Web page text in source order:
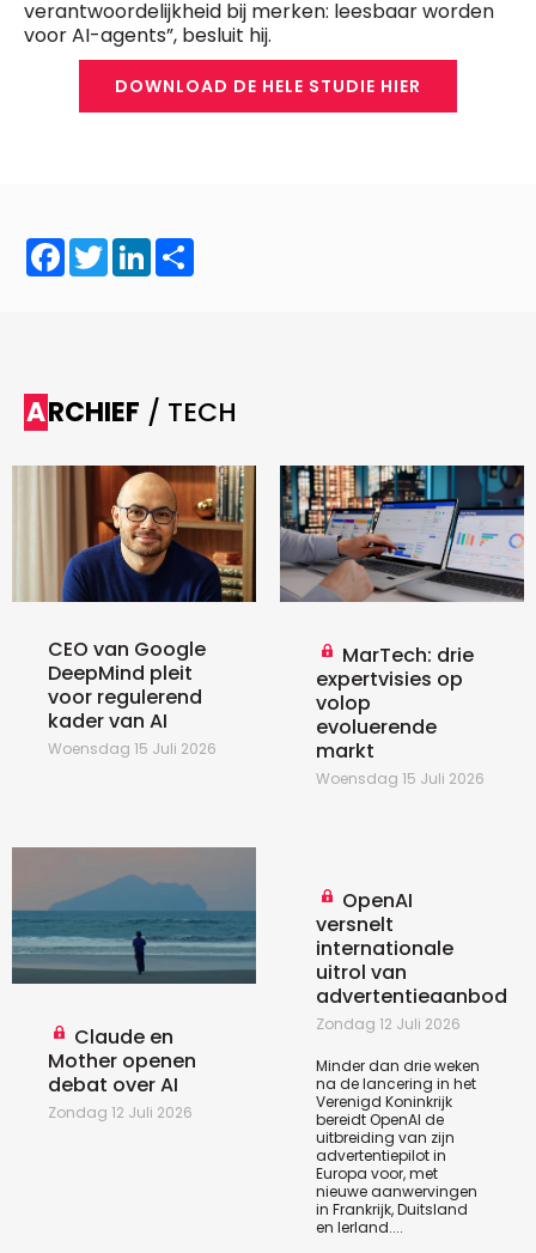
verantwoordelijkheid bij merken: leesbaar worden
voor AI-agents”, besluit hij.
DOWNLOAD DE HELE STUDIE HIER
Facebook
TwitterLinkedIn
ARCHIEF / TECH
CEO van Google
DeepMind pleit
voor regulerend
kader van AI
Woensdag 15 Juli 2026
MarTech: drie
expertvisies op
volop
evoluerende
markt
Woensdag 15 Juli 2026
Claude en
Mother openen
debat over AI
Zondag 12 Juli 2026
OpenAI
versnelt
internationale
uitrol van
advertentieaanbod
Zondag 12 Juli 2026
Minder dan drie weken
na de lancering in het
Verenigd Koninkrijk
bereidt OpenAI de
uitbreiding van zijn
advertentiepilot in
Europa voor, met
nieuwe aanwervingen
in Frankrijk, Duitsland
en Ierland....